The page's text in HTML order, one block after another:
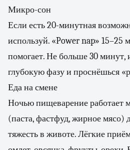
Микро-сон
Если есть 20-минутная
используй. «Power nap» 15–25
помогает. Не больше 30 минут,
глубокую фазу и проснёшься
Еда на смене
Ночью пищеварение работает
(паста, фастфуд, жирное мясо)
тяжесть в животе. Лёгкие